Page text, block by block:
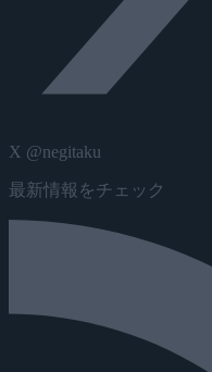
X @negitaku
最新情報をチェック